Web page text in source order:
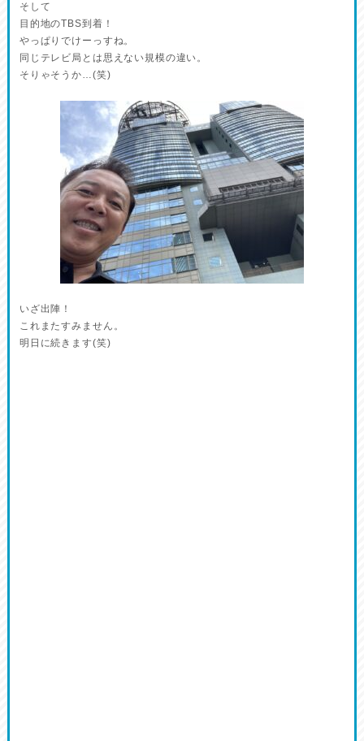
そして
目的地のTBS到着！
やっぱりでけーっすね。
同じテレビ局とは思えない規模の違い。
そりゃそうか…(笑)
いざ出陣！
これまたすみません。
明日に続きます(笑)